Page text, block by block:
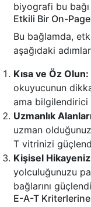
biyografi bu
Etkili Bir On-Page
Bu bağlamda,
aşağıdaki
Kısa ve Öz Olun:
okuyucunun
ama
Uzmanlık
uzman
T vitrinizi
Kişisel
yolculuğunuzu
bağlarını
E-A-T